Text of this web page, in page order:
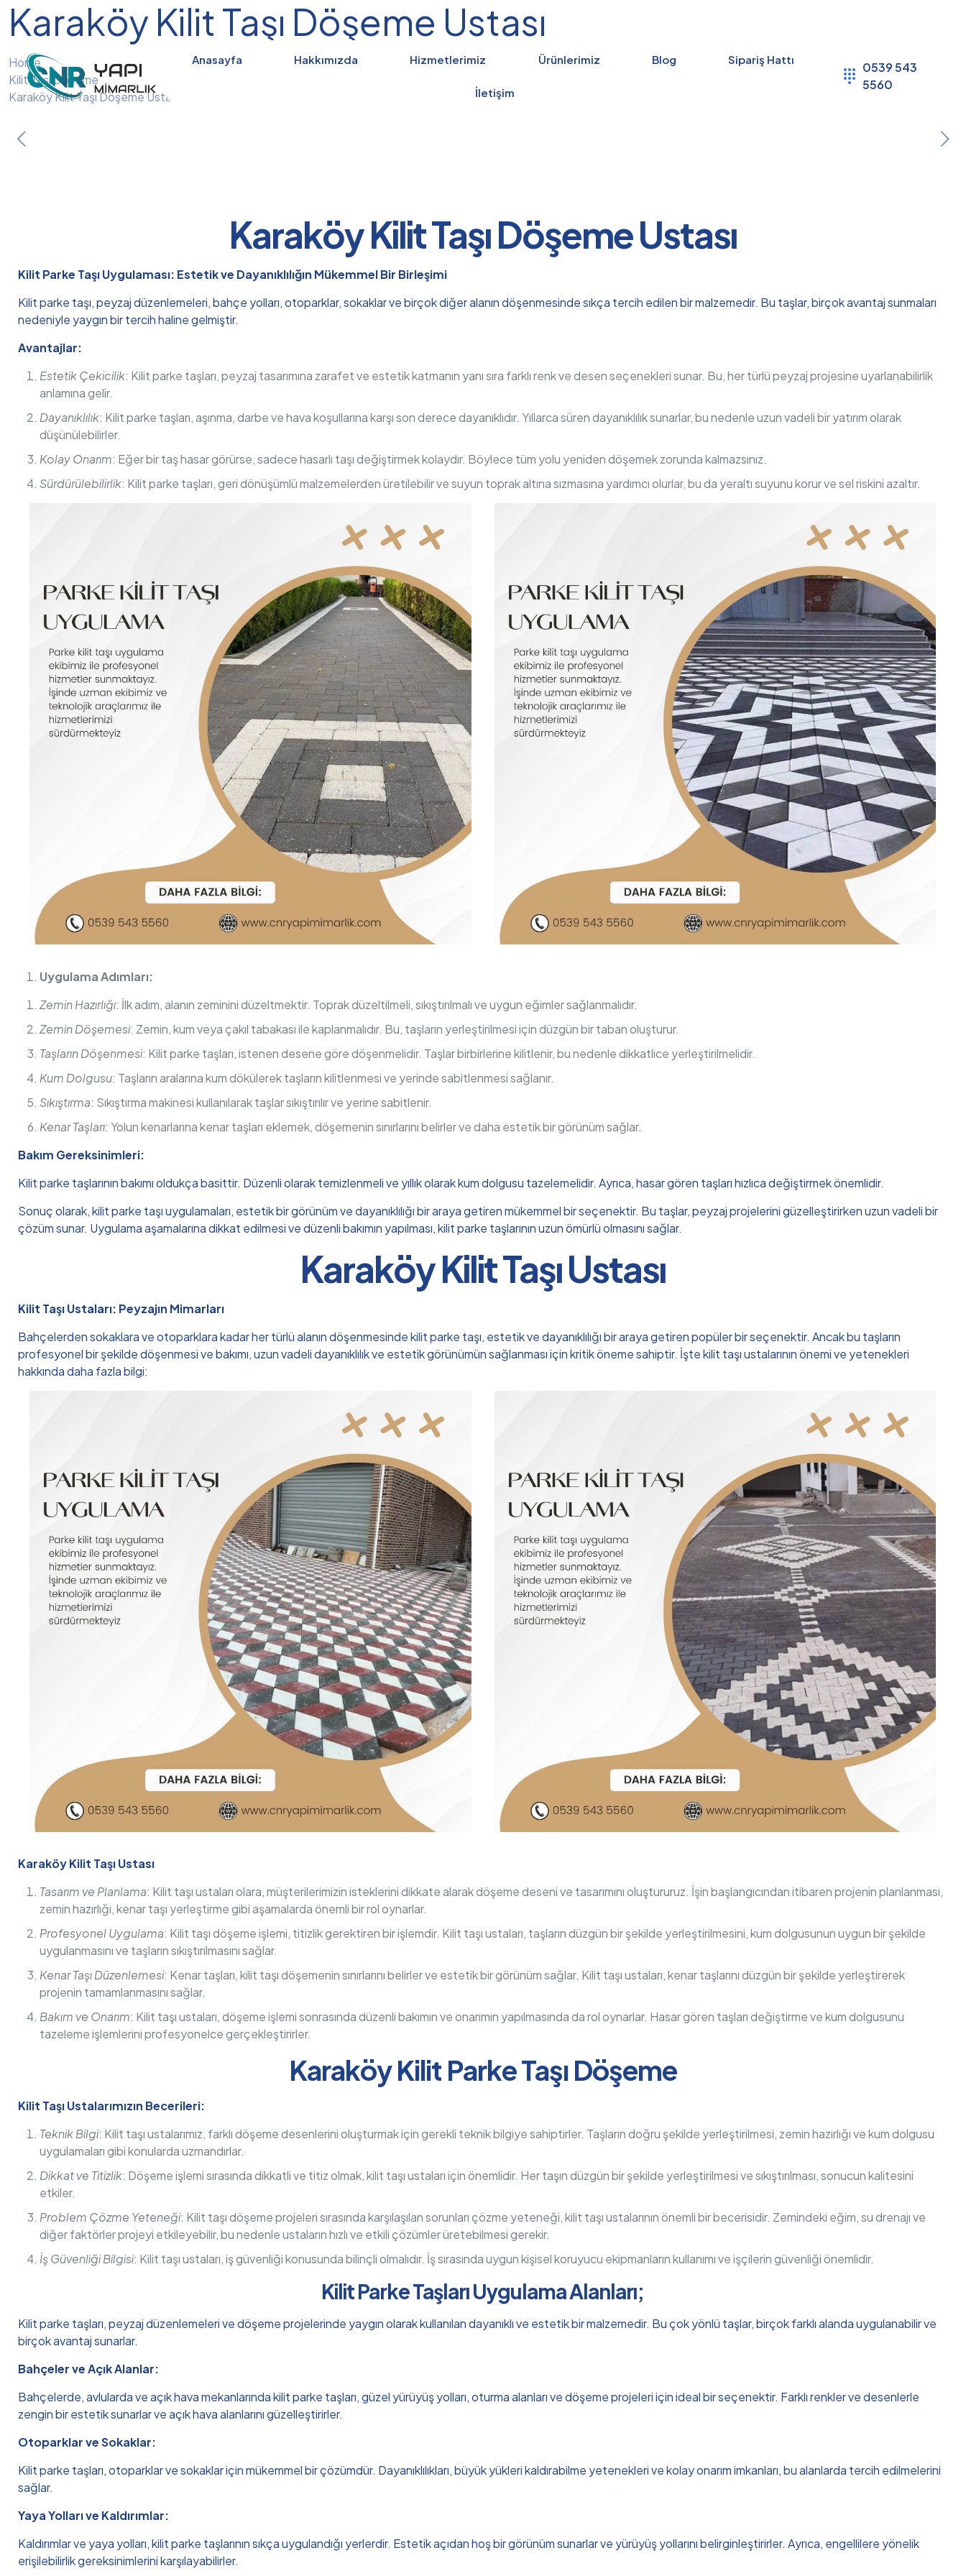
Anasayfa Hakkımızda Hizmetlerimiz Ürünlerimiz Blog Sipariş Hattı
İletişim
0539 543
5560
Karaköy Kilit Taşı Döşeme Ustası
Home
Kilit Taşı Döşeme
Karaköy Kilit Taşı Döşeme Ustası
Karaköy Kilit Taşı Döşeme Ustası
Kilit Parke Taşı Uygulaması: Estetik ve Dayanıklılığın Mükemmel Bir Birleşimi
Kilit parke taşı, peyzaj düzenlemeleri, bahçe yolları, otoparklar, sokaklar ve birçok diğer alanın döşenmesinde sıkça tercih edilen bir malzemedir. Bu taşlar, birçok avantaj sunmaları
nedeniyle yaygın bir tercih haline gelmiştir.
Avantajlar:
Estetik Çekicilik: Kilit parke taşları, peyzaj tasarımına zarafet ve estetik katmanın yanı sıra farklı renk ve desen seçenekleri sunar. Bu, her türlü peyzaj projesine uyarlanabilirlik
anlamına gelir.
Dayanıklılık: Kilit parke taşları, aşınma, darbe ve hava koşullarına karşı son derece dayanıklıdır. Yıllarca süren dayanıklılık sunarlar, bu nedenle uzun vadeli bir yatırım olarak
düşünülebilirler.
Kolay Onarım: Eğer bir taş hasar görürse, sadece hasarlı taşı değiştirmek kolaydır. Böylece tüm yolu yeniden döşemek zorunda kalmazsınız.
Sürdürülebilirlik: Kilit parke taşları, geri dönüşümlü malzemelerden üretilebilir ve suyun toprak altına sızmasına yardımcı olurlar, bu da yeraltı suyunu korur ve sel riskini azaltır.
Uygulama Adımları:
Zemin Hazırlığı: İlk adım, alanın zeminini düzeltmektir. Toprak düzeltilmeli, sıkıştırılmalı ve uygun eğimler sağlanmalıdır.
Zemin Döşemesi: Zemin, kum veya çakıl tabakası ile kaplanmalıdır. Bu, taşların yerleştirilmesi için düzgün bir taban oluşturur.
Taşların Döşenmesi: Kilit parke taşları, istenen desene göre döşenmelidir. Taşlar birbirlerine kilitlenir, bu nedenle dikkatlice yerleştirilmelidir.
Kum Dolgusu: Taşların aralarına kum dökülerek taşların kilitlenmesi ve yerinde sabitlenmesi sağlanır.
Sıkıştırma: Sıkıştırma makinesi kullanılarak taşlar sıkıştırılır ve yerine sabitlenir.
Kenar Taşları: Yolun kenarlarına kenar taşları eklemek, döşemenin sınırlarını belirler ve daha estetik bir görünüm sağlar.
Bakım Gereksinimleri:
Kilit parke taşlarının bakımı oldukça basittir. Düzenli olarak temizlenmeli ve yıllık olarak kum dolgusu tazelemelidir. Ayrıca, hasar gören taşları hızlıca değiştirmek önemlidir.
Sonuç olarak, kilit parke taşı uygulamaları, estetik bir görünüm ve dayanıklılığı bir araya getiren mükemmel bir seçenektir. Bu taşlar, peyzaj projelerini güzelleştirirken uzun vadeli bir
çözüm sunar. Uygulama aşamalarına dikkat edilmesi ve düzenli bakımın yapılması, kilit parke taşlarının uzun ömürlü olmasını sağlar.
Karaköy Kilit Taşı Ustası
Kilit Taşı Ustaları: Peyzajın Mimarları
Bahçelerden sokaklara ve otoparklara kadar her türlü alanın döşenmesinde kilit parke taşı, estetik ve dayanıklılığı bir araya getiren popüler bir seçenektir. Ancak bu taşların
profesyonel bir şekilde döşenmesi ve bakımı, uzun vadeli dayanıklılık ve estetik görünümün sağlanması için kritik öneme sahiptir. İşte kilit taşı ustalarının önemi ve yetenekleri
hakkında daha fazla bilgi:
Karaköy Kilit Taşı Ustası
Tasarım ve Planlama: Kilit taşı ustaları olara, müşterilerimizin isteklerini dikkate alarak döşeme deseni ve tasarımını oluştururuz. İşin başlangıcından itibaren projenin planlanması,
zemin hazırlığı, kenar taşı yerleştirme gibi aşamalarda önemli bir rol oynarlar.
Profesyonel Uygulama: Kilit taşı döşeme işlemi, titizlik gerektiren bir işlemdir. Kilit taşı ustaları, taşların düzgün bir şekilde yerleştirilmesini, kum dolgusunun uygun bir şekilde
uygulanmasını ve taşların sıkıştırılmasını sağlar.
Kenar Taşı Düzenlemesi: Kenar taşları, kilit taşı döşemenin sınırlarını belirler ve estetik bir görünüm sağlar. Kilit taşı ustaları, kenar taşlarını düzgün bir şekilde yerleştirerek
projenin tamamlanmasını sağlar.
Bakım ve Onarım: Kilit taşı ustaları, döşeme işlemi sonrasında düzenli bakımın ve onarımın yapılmasında da rol oynarlar. Hasar gören taşları değiştirme ve kum dolgusunu
tazeleme işlemlerini profesyonelce gerçekleştirirler.
Karaköy Kilit Parke Taşı Döşeme
Kilit Taşı Ustalarımızın Becerileri:
Teknik Bilgi: Kilit taşı ustalarımız, farklı döşeme desenlerini oluşturmak için gerekli teknik bilgiye sahiptirler. Taşların doğru şekilde yerleştirilmesi, zemin hazırlığı ve kum dolgusu
uygulamaları gibi konularda uzmandırlar.
Dikkat ve Titizlik: Döşeme işlemi sırasında dikkatli ve titiz olmak, kilit taşı ustaları için önemlidir. Her taşın düzgün bir şekilde yerleştirilmesi ve sıkıştırılması, sonucun kalitesini
etkiler.
Problem Çözme Yeteneği: Kilit taşı döşeme projeleri sırasında karşılaşılan sorunları çözme yeteneği, kilit taşı ustalarının önemli bir becerisidir. Zemindeki eğim, su drenajı ve
diğer faktörler projeyi etkileyebilir, bu nedenle ustaların hızlı ve etkili çözümler üretebilmesi gerekir.
İş Güvenliği Bilgisi: Kilit taşı ustaları, iş güvenliği konusunda bilinçli olmalıdır. İş sırasında uygun kişisel koruyucu ekipmanların kullanımı ve işçilerin güvenliği önemlidir.
Kilit Parke Taşları Uygulama Alanları;
Kilit parke taşları, peyzaj düzenlemeleri ve döşeme projelerinde yaygın olarak kullanılan dayanıklı ve estetik bir malzemedir. Bu çok yönlü taşlar, birçok farklı alanda uygulanabilir ve
birçok avantaj sunarlar.
Bahçeler ve Açık Alanlar:
Bahçelerde, avlularda ve açık hava mekanlarında kilit parke taşları, güzel yürüyüş yolları, oturma alanları ve döşeme projeleri için ideal bir seçenektir. Farklı renkler ve desenlerle
zengin bir estetik sunarlar ve açık hava alanlarını güzelleştirirler.
Otoparklar ve Sokaklar:
Kilit parke taşları, otoparklar ve sokaklar için mükemmel bir çözümdür. Dayanıklılıkları, büyük yükleri kaldırabilme yetenekleri ve kolay onarım imkanları, bu alanlarda tercih edilmelerini
sağlar.
Yaya Yolları ve Kaldırımlar:
Kaldırımlar ve yaya yolları, kilit parke taşlarının sıkça uygulandığı yerlerdir. Estetik açıdan hoş bir görünüm sunarlar ve yürüyüş yollarını belirginleştirirler. Ayrıca, engellilere yönelik
erişilebilirlik gereksinimlerini karşılayabilirler.